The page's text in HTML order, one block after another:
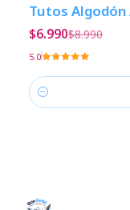
Tutos
$6.990$8.990
5.0
Cantidad